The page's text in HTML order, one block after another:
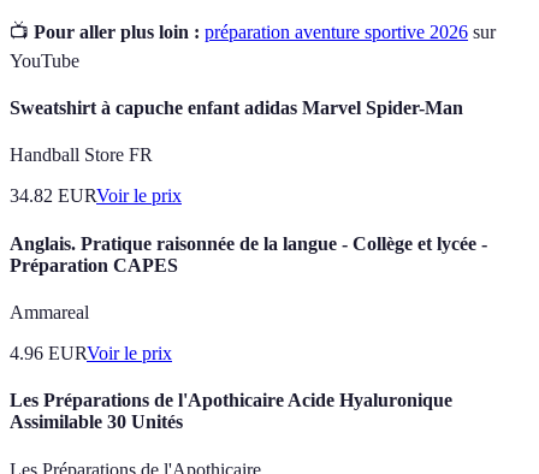
📺 Pour aller plus loin : préparation aventure sportive 2026 sur
YouTube
Sweatshirt à capuche enfant adidas Marvel Spider-Man
Handball Store FR
34.82 EURVoir le prix
Anglais. Pratique raisonnée de la langue - Collège et lycée -
Préparation CAPES
Ammareal
4.96 EURVoir le prix
Les Préparations de l'Apothicaire Acide Hyaluronique
Assimilable 30 Unités
Les Préparations de l'Apothicaire